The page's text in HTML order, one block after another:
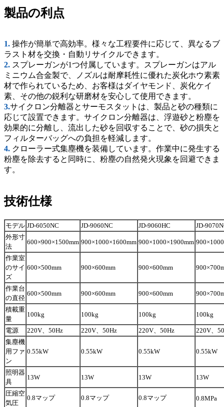
製品の利点
1. 操作が簡単で高効率。様々な工程要件に応じて、異なるブ
ラスト材を交換・自動リサイクルできます。
2. スプレーガンが1つ付属しています。スプレーガンはアル
ミニウム合金製で、ノズルは耐摩耗性に優れた炭化ホウ素素
材で作られているため、お客様はダイヤモンド、炭化ケイ
素、その他の鋭利な研磨材を安心して使用できます。
3.サイクロン分離器とサーモスタットは、製品と砂の種類に
応じて設置できます。サイクロン分離器は、浮遊砂と粉塵を
効果的に分離し、流出した砂を回収することで、砂の損失と
フィルターバッグへの負担を軽減します。
4. クローラー式集塵機を装備しています。作業中に発生する
粉塵を除去すると同時に、粉塵の自然発火現象を回避できま
す。
技術仕様
モデル JD-6050NC JD-9060NC JD-9060HC
JD-
外形寸
法
600×900×1500mm 900×1000×1600mm 900×1000×1900mm
作業室
のサイ
ズ
600×500mm 900×600mm 900×600mm
作業台
の直径
600×500mm 900×600mm 900×600mm
積載重
量
100kg 100kg 100kg 100kg
電源 220V、50Hz 220V、50Hz 220V、50Hz
220V、
集塵機
用ファ
ン
0.55kW 0.55kW 0.55kW 0.55kW
照明器
具
13W 13W 13W 13W
圧縮空
気圧
0.8マップ 0.8マップ 0.8マップ 0.8MPa